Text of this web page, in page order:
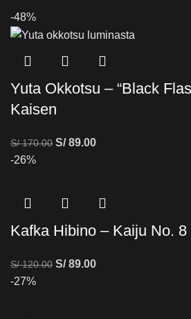
-48%
Yuta Okkotsu – “Black
Kaisen
S/170.00 S/89.00
-26%
Kafka Hibino – Kaiju No.
S/120.00 S/89.00
-27%